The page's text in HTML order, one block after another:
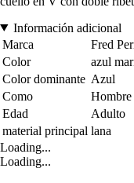
Información adicional
Marca
Fred
Color
azul
Color dominante Azul
Como
Hombre
Edad
Adulto
material principal lana
Loading...
Loading...